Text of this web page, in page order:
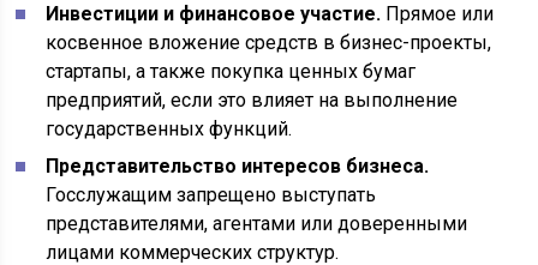
Инвестиции и финансовое участие. Прямое или
косвенное вложение средств в бизнес-проекты,
стартапы, а также покупка ценных бумаг
предприятий, если это влияет на выполнение
государственных функций.
Представительство интересов бизнеса.
Госслужащим запрещено выступать
представителями, агентами или доверенными
лицами коммерческих структур.